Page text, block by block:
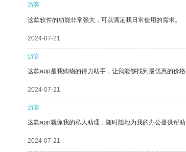
游客
这款软件的功能非常强大，可以满足我日常使用的需求。
2024-07-21
游客
这款app是我购物的得力助手，让我能够找到最优惠的价格
2024-07-21
游客
这款app就像我的私人助理，随时随地为我的办公提供帮助
2024-07-21